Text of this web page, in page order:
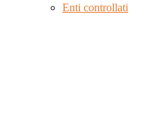
Enti controllati